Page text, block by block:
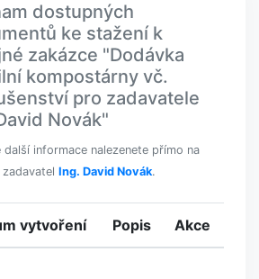
dostupných
ke stažení k
zakázce "Dodávka
kompostárny vč.
pro zadavatele
Novák"
další informace nalezenete přímo na
Ing. David Novák.
vytvoření Popis Akce